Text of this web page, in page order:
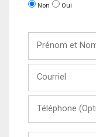
Non Oui
Nom
(Optionnel)
Message